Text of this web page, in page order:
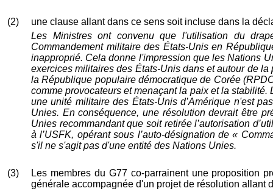
(2)
une clause allant dans ce sens soit incluse dans la
Les Ministres ont convenu que l'utilisation du
Commandement militaire des États-Unis en
inapproprié. Cela donne l'impression que lesNations
exercices militairesdes États-Unis dans etautour de la
la République populaire démocratique de Corée
comme provocateurs etmenaçantla paix et la stabilité.
une unité militairedes États-Unisd’Amérique n'est
Unies. En conséquence, une résolution devrait être
Unies recommandant que soit retirée l’autorisation
à l’USFK, opérant sous l’auto-désignation de «
s'il ne s'agit pas d'une entité des Nations Unies.
(3)
Les membres du G77 co-parrainent une proposition
générale accompagnée d'un projet de résolution allant